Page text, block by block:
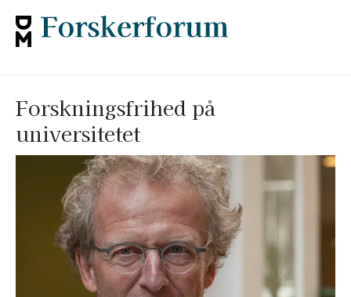
Forskningsfrihed på
universitetet